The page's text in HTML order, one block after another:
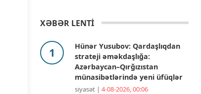
XƏBƏR LENTİ
Hünər Yusubov: Qardaşlıqdan
strateji əməkdaşlığa:
Azərbaycan–Qırğızıstan
münasibətlərində yeni üfüqlər
siyasət | 4-08-2026, 00:06